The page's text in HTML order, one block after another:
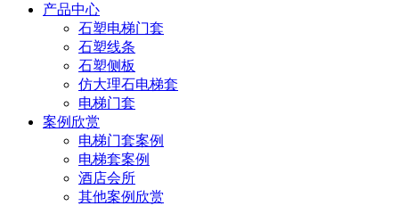
产品中心
石塑电梯门套
石塑线条
石塑侧板
仿大理石电梯套
电梯门套
案例欣赏
电梯门套案例
电梯套案例
酒店会所
其他案例欣赏